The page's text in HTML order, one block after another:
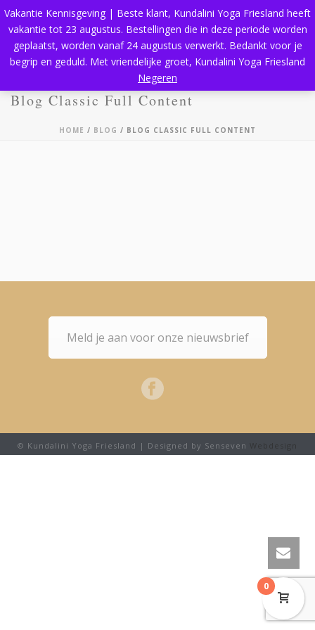
Blog Classic Full Content
HOME / BLOG / BLOG CLASSIC FULL CONTENT
Meld je aan voor onze nieuwsbrief
© Kundalini Yoga Friesland | Designed by Senseven Webdesign
0
Vakantie Kennisgeving | Beste klant, Kundalini Yoga Friesland heeft
vakantie tot 23 augustus. Bestellingen die in deze periode worden
geplaatst, worden vanaf 24 augustus verwerkt. Bedankt voor je
begrip en geduld. Met vriendelijke groet, Kundalini Yoga Friesland
Negeren